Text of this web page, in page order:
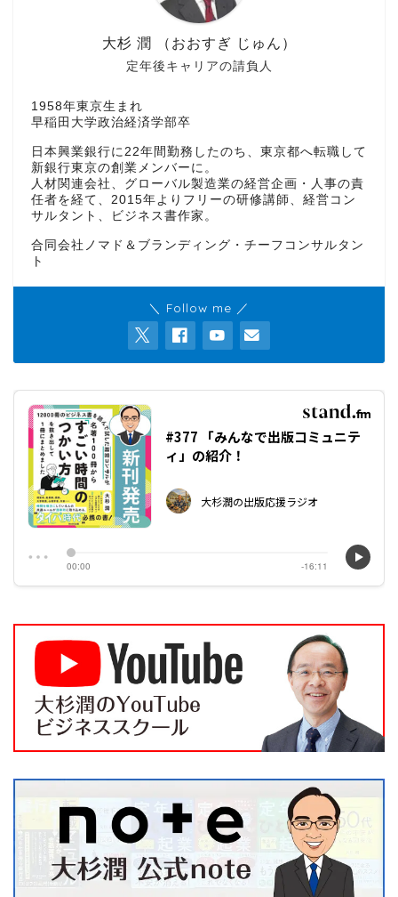
定年後キャリアの請負人
大杉 潤 （おおすぎ じゅん）
1958年東京生まれ
早稲田大学政治経済学部卒
日本興業銀行に22年間勤務したのち、東京都へ転職して
新銀行東京の創業メンバーに。
人材関連会社、グローバル製造業の経営企画・人事の責
任者を経て、2015年よりフリーの研修講師、経営コン
サルタント、ビジネス書作家。
合同会社ノマド＆ブランディング・チーフコンサルタン
ト
＼ Follow me ／